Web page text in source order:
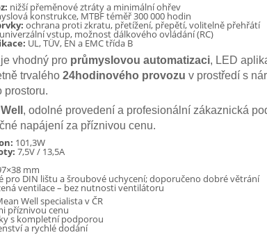
nižší přeměnové ztráty a minimální ohřev
konstrukce, MTBF téměř 300 000 hodin
ochrana proti zkratu, přetížení, přepětí, volitelně přehřátí
vstup, možnost dálkového ovládání (RC)
UL, TÜV, EN a EMC třída B
vhodný pro průmyslovou automatizaci, LED
trvalého 24hodinového provozu v prostředí s
prostoru.
, odolné provedení a profesionální zákaznická
napájení za příznivou cenu.
101,3W
7,5V / 13,5A
mm
pro DIN lištu a šroubové uchycení; doporučeno dobré větrání
ventilace – bez nutnosti ventilátoru
Well specialista v ČR
příznivou cenu
s kompletní podporou
a rychlé dodání